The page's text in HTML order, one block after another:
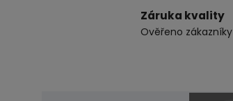
Záruka kvality
Ověřeno zákazníky